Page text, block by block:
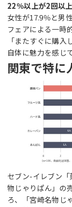
22％以上が2回以
女性が17.9％と男
フェアによる一時
「またすぐに購
自体に魅力を感じ
関東で特に
セブン-イレブン
物じゃりぱん」の
ろ、「宮崎名物じ